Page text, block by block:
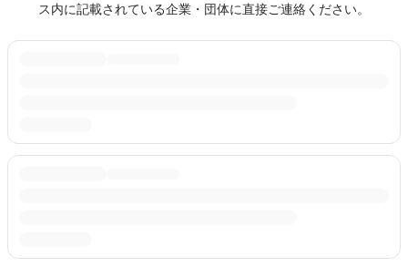
ス内に記載されている企業・団体に直接ご連絡ください。